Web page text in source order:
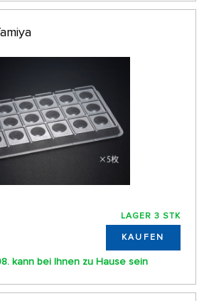
LAGER 3 STK
KAUFEN
kann bei Ihnen zu Hause sein